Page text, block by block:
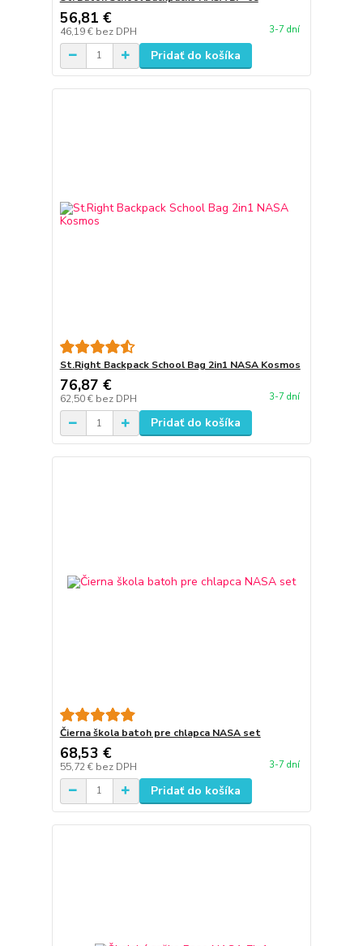
56,81 €
46,19 € bez DPH 3-7 dní
Pridať do košíka
St.Right Backpack School Bag 2in1 NASA Kosmos
76,87 €
62,50 € bez DPH 3-7 dní
Pridať do košíka
Čierna škola batoh pre chlapca NASA set
68,53 €
55,72 € bez DPH 3-7 dní
Pridať do košíka